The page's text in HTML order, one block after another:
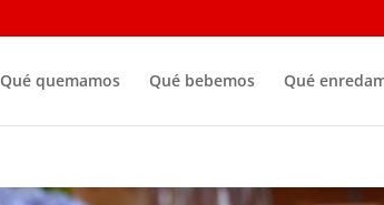
Qué quemamos Qué bebemos Qué